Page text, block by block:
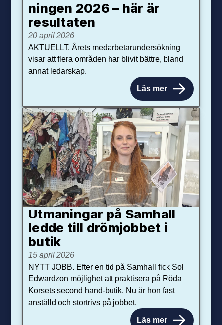
ningen 2026 – här är
resultaten
20 april 2026
AKTUELLT. Årets medarbetarundersökning
visar att flera områden har blivit bättre, bland
annat ledarskap.
Läs mer
Utmaningar på Sam­hall
ledde till dröm­jobbet i
butik
15 april 2026
NYTT JOBB. Efter en tid på Samhall fick Sol
Edwardzon möjlighet att praktisera på Röda
Korsets second hand-butik. Nu är hon fast
anställd och stortrivs på jobbet.
Läs mer